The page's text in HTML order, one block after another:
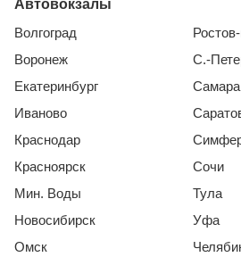
Автовокзалы
Волгоград
Воронеж
Екатеринбург
Иваново
Краснодар
Красноярск
Мин. Воды
Новосибирск
Омск
С.-
Самара
Сочи
Тула
Уфа